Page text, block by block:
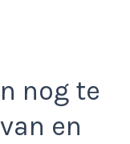
nog te
en